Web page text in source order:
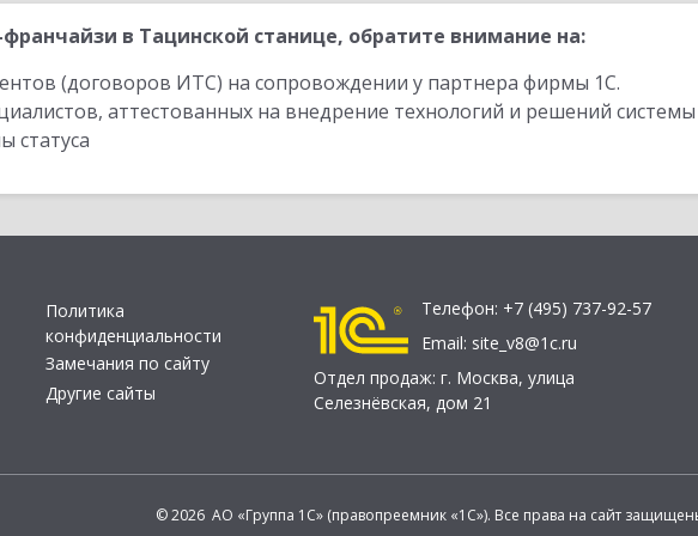
в Тацинской станице, обратите внимание на:
(договоров ИТС) на сопровождении у партнера фирмы 1С.
аттестованных на внедрение технологий и решений
статуса
Политика
конфиденциальности
Замечания по сайту
Другие сайты
Телефон: +7 (495) 737-92-57
Email: site_v8@1c.ru
Отдел продаж: г. Москва, улица
Селезнёвская, дом 21
© 2026 АО «Группа 1С» (правопреемник «1С»). Все права на сайт